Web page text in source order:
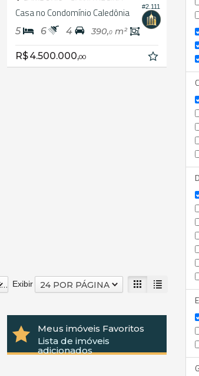
m²
#2.111
Casa no Condomínio Caledônia
5 6 4 390,0m²
R$ 4.500.000,00
Exibir 24 POR PÁGINA
DATA MAIS RECENTE
Meus imóveis Favoritos
Lista de imóveis
adicionados